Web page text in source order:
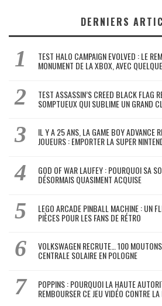
DERNIERS
TEST HALO CAMPAIGN EVOLVED : LE
MONUMENT DE LA XBOX, AVEC
TEST ASSASSIN’S CREED BLACK FLAG
SOMPTUEUX QUI SUBLIME UN GRAND
IL Y A 25 ANS, LA GAME BOY ADVANCE
JOUEURS : EMPORTER LA SUPER
GOD OF WAR LAUFEY : POURQUOI SA
DÉSORMAIS QUASIMENT ACQUISE
LEGO ARCADE PINBALL MACHINE : UN
PIÈCES POUR LES FANS DE RÉTRO
VOLKSWAGEN RECRUTE… 100
CENTRALE SOLAIRE EN POLOGNE
POPPINS : POURQUOI LA HAUTE
REMBOURSER CE JEU VIDÉO CONTRE